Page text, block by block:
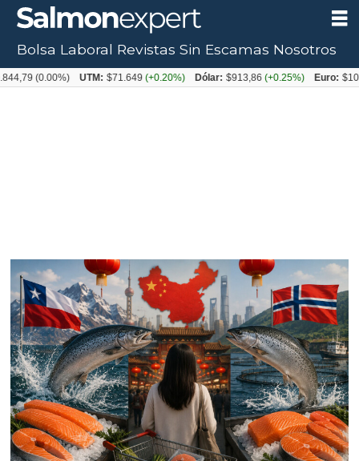
Tag:
Bolsa Laboral Revistas Sin Escamas Nosotros
(0.00%) UTM: $71.649 (+0.20%) Dólar: $913,86(+0.25%) Euro: